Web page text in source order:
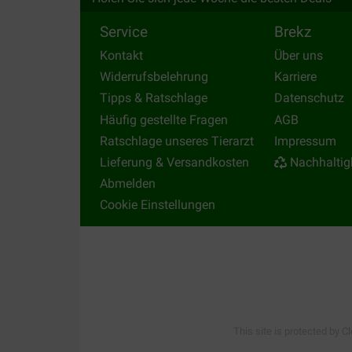
Ragdolls gibt es ein Futter von Royal Canin.
ausgewachsene Ragdolls (ab 1 Jahr). Die
Ragdoll angepasst und sorgen dafür, dass sie
Ein anderes Produkt?
Sind Sie auf der Suche nach Futter für andere
unter anderem
Service
Kontakt
Widerrufsbelehrung
Tipps & Ratschlage
Häufig gestellte Fragen
Ratschlage unseres Tierarzt
Lieferung & Versandkosten
Abmelden
Cookie Einstellungen
Brekz
Über uns
Karriere
Datenschutz
AGB
Impressum